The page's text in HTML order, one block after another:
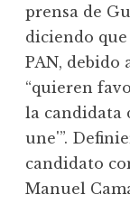
prensa de
diciendo
PAN, debido
“quieren
la candidata
une'”.
candidato
Manuel